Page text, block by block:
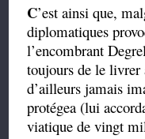
C’est ainsi que,
diplomatiques
l’encombrant
toujours de le livrer
d’ailleurs jamais
protégea (lui
viatique de vingt